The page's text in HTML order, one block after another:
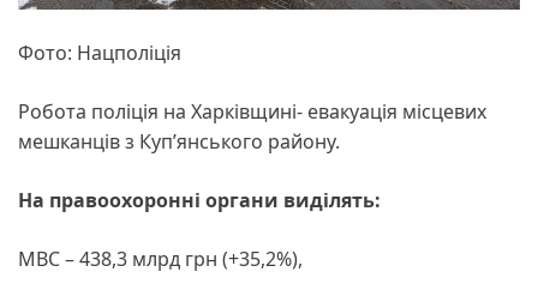
Фото: Нацполіція
Робота поліція на Харківщині- евакуація місцевих
мешканців з Куп’янського району.
На правоохоронні органи виділять:
МВС – 438,3 млрд грн (+35,2%),